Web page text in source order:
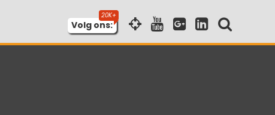
Volg ons: